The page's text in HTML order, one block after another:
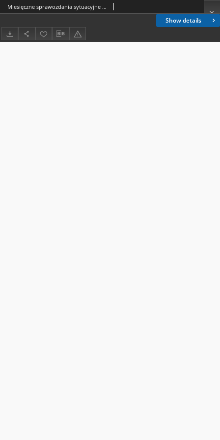
Show details
Miesięczne sprawozdania sytuacyjne wojewody białostockiego za 1939 r.